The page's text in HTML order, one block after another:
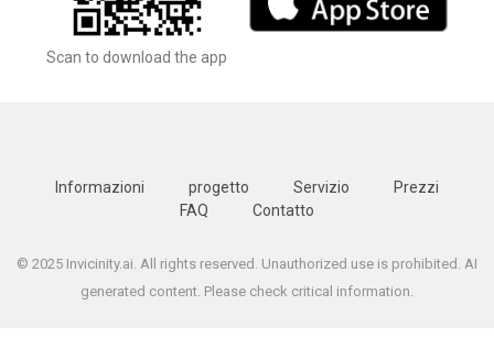
Scan to download the app
Informazioni progetto Servizio
Prezzi
FAQ
Contatto
© 2025 Invicinity.ai. All rights reserved. Unauthorized use is prohibited. AI
generated content. Please check critical information.